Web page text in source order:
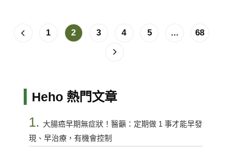
1 2 3 4 5 ... 68
Heho 熱門文章
1. 大腸癌早期無症狀！醫籲：定期做 1 事才能早發
現、早治療，有機會控制